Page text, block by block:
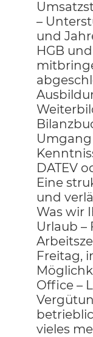
–
und
HGB
Umgang
DATEV
Eine
und
Was wir
Urlaub
Freitag,
Office –
vieles